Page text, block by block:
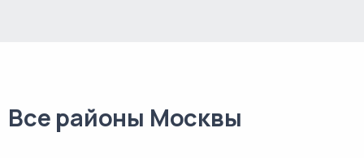
Все районы Москвы